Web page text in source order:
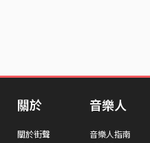
關於
關於街聲
音樂人
音樂人指南